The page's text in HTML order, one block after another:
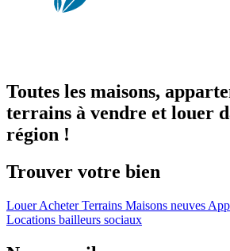
Toutes les maisons,
terrains à vendre et louer
région !
Trouver votre bien
LouerAcheterTerrains Maisons neuves
Locations bailleurs sociaux